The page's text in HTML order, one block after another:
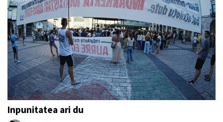
Inpunitatea ari du